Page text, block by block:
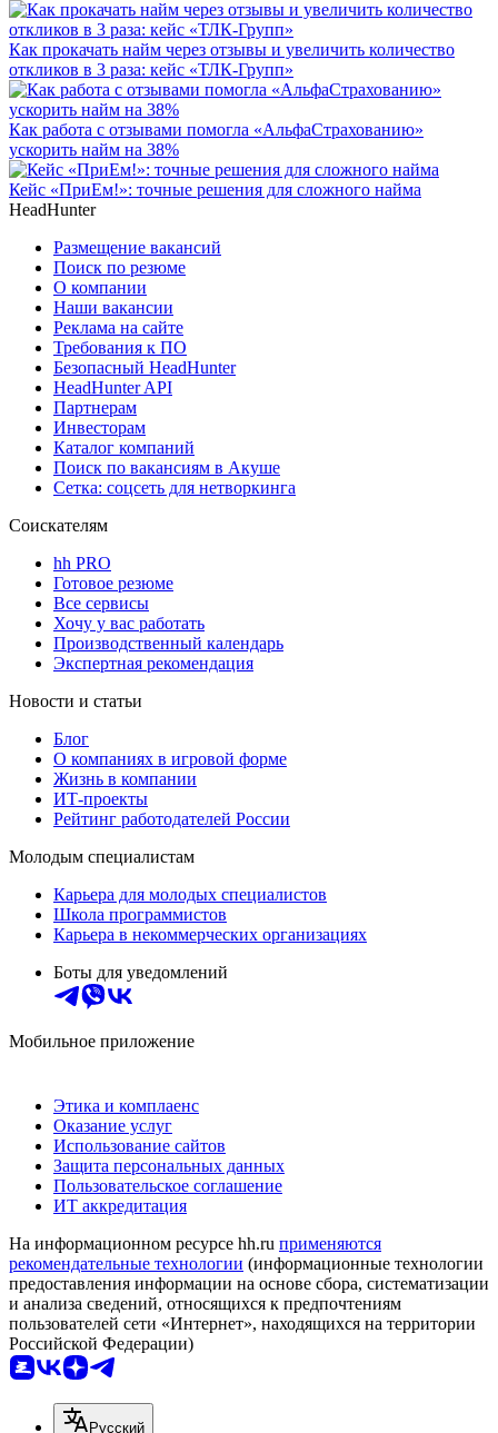
Как прокачать найм через отзывы и увеличить количество
откликов в 3 раза: кейс «ТЛК-Групп»
Как работа с отзывами помогла «АльфаСтрахованию»
ускорить найм на 38%
Кейс «ПриЕм!»: точные решения для сложного найма
HeadHunter
Размещение вакансий
Поиск по резюме
О компании
Наши вакансии
Реклама на сайте
Требования к ПО
Безопасный HeadHunter
HeadHunter API
Партнерам
Инвесторам
Каталог компаний
Поиск по вакансиям в Акуше
Сетка: соцсеть для нетворкинга
Соискателям
hh PRO
Готовое резюме
Все сервисы
Хочу у вас работать
Производственный календарь
Экспертная рекомендация
Новости и статьи
Блог
О компаниях в игровой форме
Жизнь в компании
ИТ-проекты
Рейтинг работодателей России
Молодым специалистам
Карьера для молодых специалистов
Школа программистов
Карьера в некоммерческих организациях
Боты для уведомлений
Мобильное приложение
Этика и комплаенс
Оказание услуг
Использование сайтов
Защита персональных данных
Пользовательское соглашение
ИТ аккредитация
На информационном ресурсе hh.ru применяются
рекомендательные технологии (информационные технологии
предоставления информации на основе сбора, систематизации
и анализа сведений, относящихся к предпочтениям
пользователей сети «Интернет», находящихся на территории
Российской Федерации)
Русский